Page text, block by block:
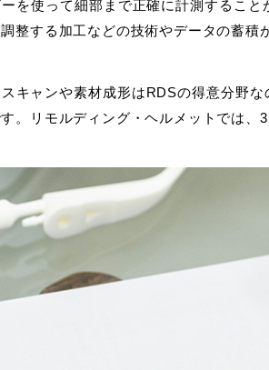
ーを使って細部まで正確に計測するこ
整する加工などの技術やデータの蓄積
スキャンや素材成形はRDSの得意分野
。リモルディング・ヘルメットでは、